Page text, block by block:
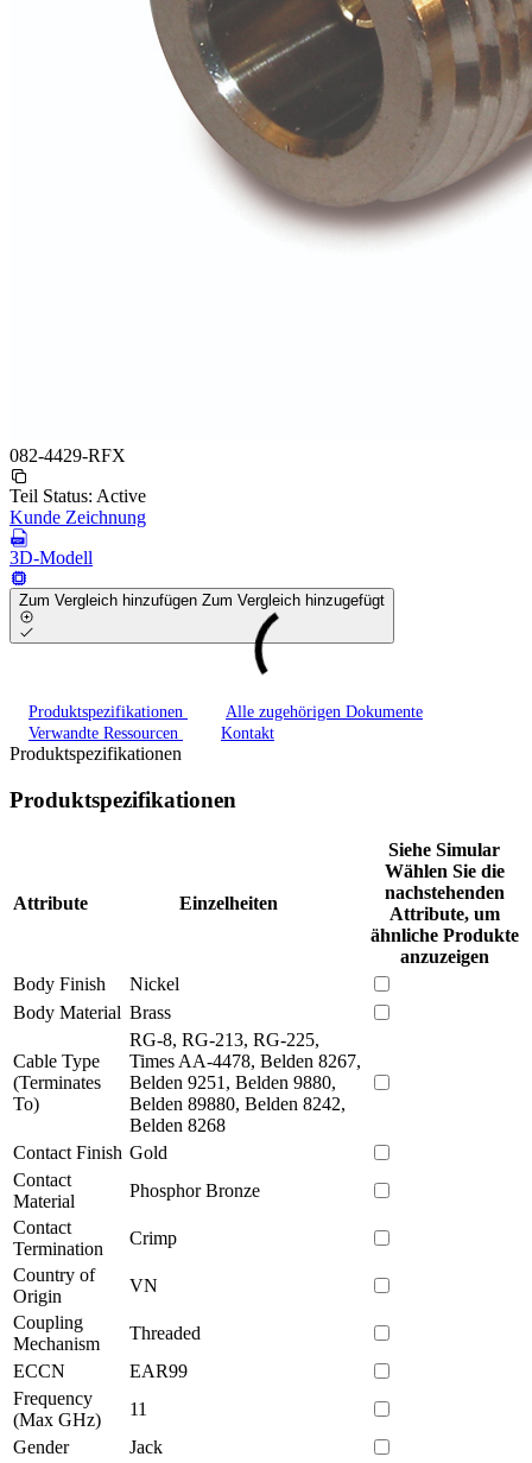
082-4429-RFX
Teil Status: Active
Kunde Zeichnung
3D-Modell
Zum Vergleich hinzufügen Zum Vergleich hinzugefügt
Produktspezifikationen
Alle zugehörigen Dokumente
Verwandte Ressourcen
Kontakt
Produktspezifikationen
Produktspezifikationen
Attribute Einzelheiten
Siehe Simular
Wählen Sie die
nachstehenden
Attribute, um
ähnliche Produkte
anzuzeigen
Body Finish
Nickel
Body Material Brass
Cable Type
(Terminates
To)
RG-8, RG-213, RG-225,
Times AA-4478, Belden 8267,
Belden 9251, Belden 9880,
Belden 89880, Belden 8242,
Belden 8268
Contact Finish Gold
Contact
Material
Phosphor Bronze
Contact
Termination
Crimp
Country of
Origin
VN
Coupling
Mechanism
Threaded
ECCN
EAR99
Frequency
(Max GHz)
11
Gender
Jack